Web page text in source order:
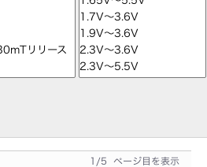
1/5 ページ目を表示